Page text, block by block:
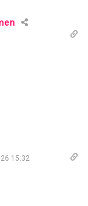
15:32